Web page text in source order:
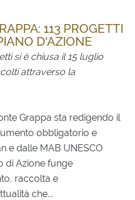
113 PROGETTI
D'AZIONE
si è chiusa il 15 luglio
attraverso la
Grappa sta redigendo il
obbligatorio e
e dalle MAB UNESCO
di Azione funge
raccolta e
che...